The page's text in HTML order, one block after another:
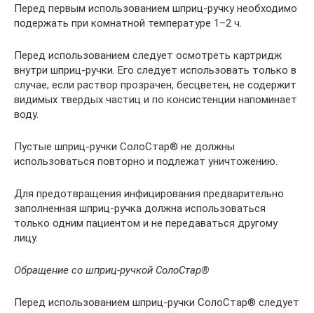
Перед первым использованием шприц-ручку необходимо
подержать при комнатной температуре 1–2 ч.
Перед использованием следует осмотреть картридж
внутри шприц-ручки. Его следует использовать только в
случае, если раствор прозрачен, бесцветен, не содержит
видимых твердых частиц и по консистенции напоминает
воду.
Пустые шприц-ручки СолоСтар® не должны
использоваться повторно и подлежат уничтожению.
Для предотвращения инфицирования предварительно
заполненная шприц-ручка должна использоваться
только одним пациентом и не передаваться другому
лицу.
Обращение со шприц-ручкой СолоСтар®
Перед использованием шприц-ручки СолоСтар® следует